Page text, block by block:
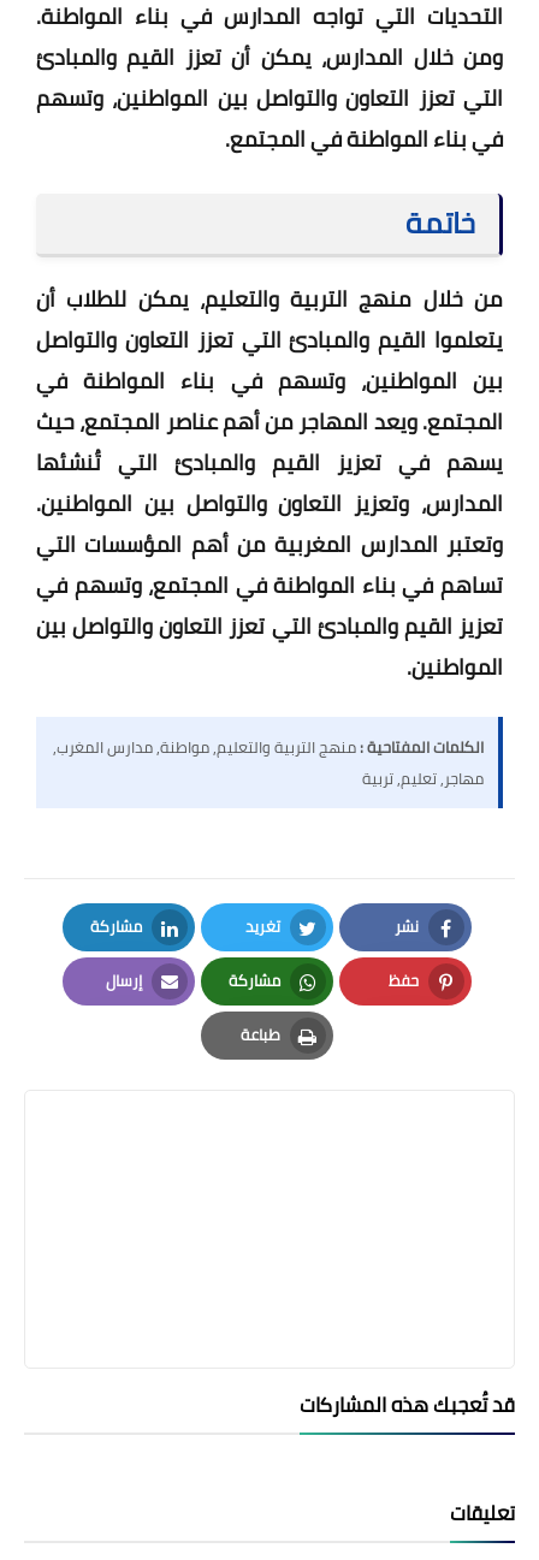
التحديات التي تواجه المدارس في بناء المواطنة.
ومن خلال المدارس، يمكن أن تعزز القيم والمبادئ
التي تعزز التعاون والتواصل بين المواطنين، وتسهم
في بناء المواطنة في المجتمع.
خاتمة
من خلال منهج التربية والتعليم، يمكن للطلاب أن
يتعلموا القيم والمبادئ التي تعزز التعاون والتواصل
بين المواطنين، وتسهم في بناء المواطنة في
المجتمع. ويعد المهاجر من أهم عناصر المجتمع، حيث
يسهم في تعزيز القيم والمبادئ التي تُنشئها
المدارس، وتعزيز التعاون والتواصل بين المواطنين.
وتعتبر المدارس المغربية من أهم المؤسسات التي
تساهم في بناء المواطنة في المجتمع، وتسهم في
تعزيز القيم والمبادئ التي تعزز التعاون والتواصل بين
المواطنين.
الكلمات المفتاحية :منهج التربية والتعليم, مواطنة, مدارس المغرب,
مهاجر, تعليم, تربية
نشر
Facebook
تغريد
Twitter
مشاركة
LinkedIn
حفظ
Pinterest
مشاركة
Whatsapp
إرسال
Email
طباعة
Print
قد تُعجبك هذه المشاركات
تعليقات